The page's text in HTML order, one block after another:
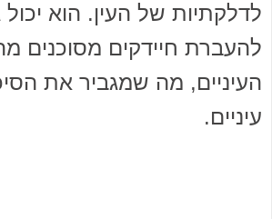
לדלקתיות של העין. הוא יכול
להעברת חיידקים מסוכנים
העיניים, מה שמגביר את
עיניים.